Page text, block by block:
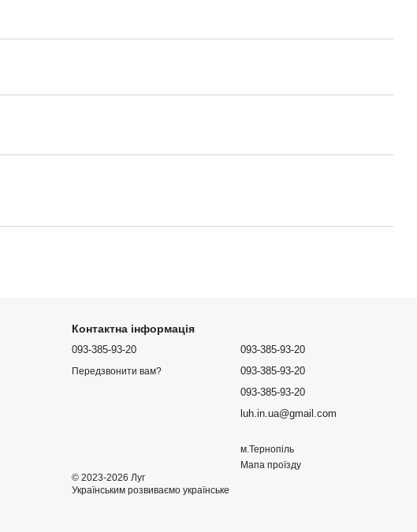
Контактна інформація
093-385-93-20
Передзвонити вам?
093-385-93-20
093-385-93-20
093-385-93-20
luh.in.ua@gmail.com
м.Тернопіль
Мапа проїзду
© 2023-2026 Луг
Українським розвиваємо українське